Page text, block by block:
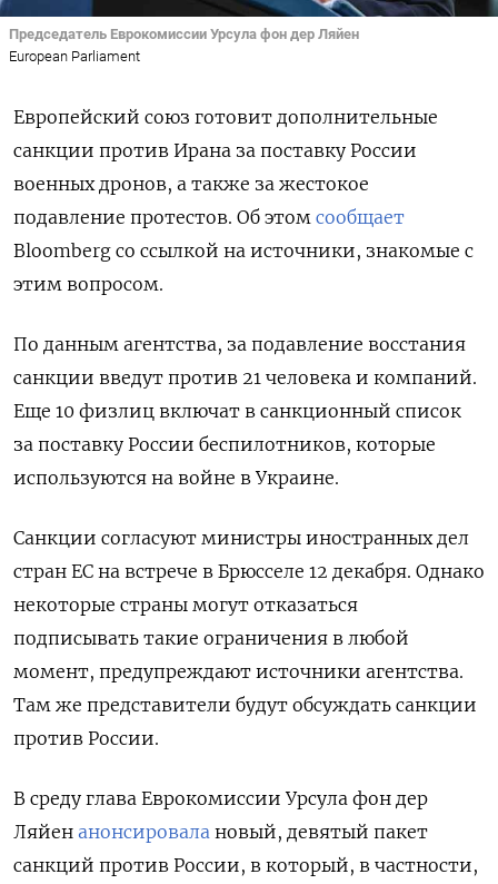
Председатель Еврокомиссии Урсула фон дер Ляйен
European Parliament
Европейский союз готовит дополнительные
санкции против Ирана за поставку России
военных дронов, а также за жестокое
подавление протестов. Об этом сообщает
Bloomberg со ссылкой на источники, знакомые с
этим вопросом.
По данным агентства, за подавление восстания
санкции введут против 21 человека и компаний.
Еще 10 физлиц включат в санкционный список
за поставку России беспилотников, которые
используются на войне в Украине.
Санкции согласуют министры иностранных дел
стран ЕС на встрече в Брюсселе 12 декабря. Однако
некоторые страны могут отказаться
подписывать такие ограничения в любой
момент, предупреждают источники агентства.
Там же представители будут обсуждать санкции
против России.
В среду глава Еврокомиссии Урсула фон дер
Ляйен анонсировала новый, девятый пакет
санкций против России, в который, в частности,